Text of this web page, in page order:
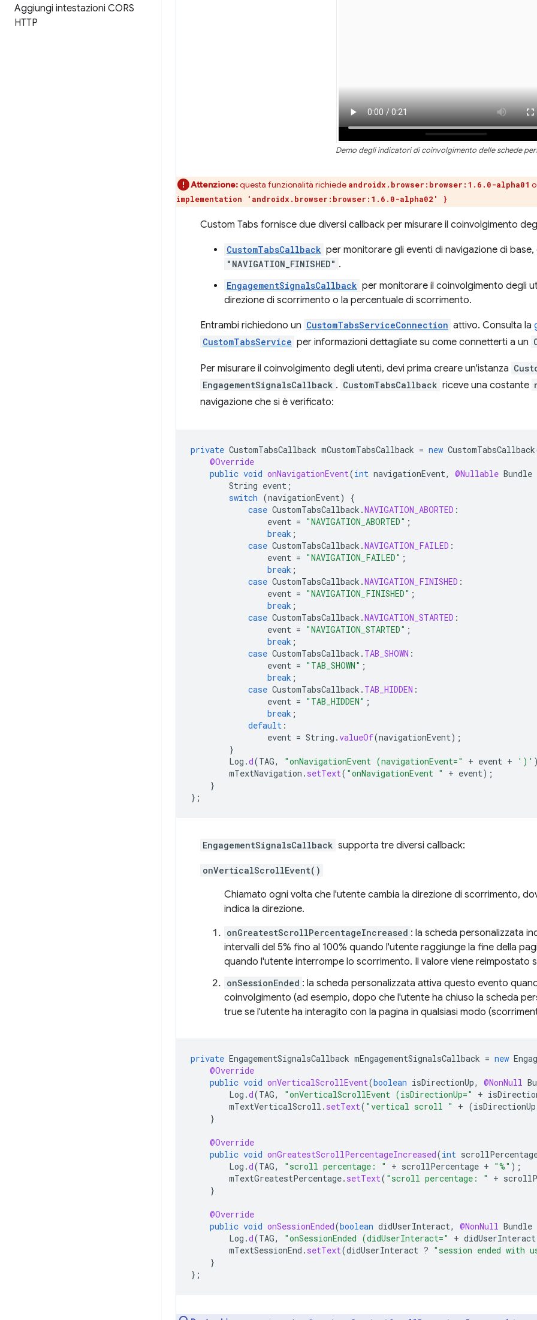
Aggiungi intestazioni CORS
HTTP
Demo degli indicatori di coinvolgimento delle schede
Attenzione:questa funzionalità richiede androidx.browser:browser:1.6.0-alpha01
implementation 'androidx.browser:browser:1.6.0-alpha02' }
Custom Tabs fornisce due diversi callback per misurare il coinvolgimento
CustomTabsCallback per monitorare gli eventi di navigazione di
"NAVIGATION_FINISHED" .
EngagementSignalsCallback per monitorare il coinvolgimento degli
direzione di scorrimento o la percentuale di scorrimento.
Entrambi richiedono un CustomTabsServiceConnection attivo. Consulta la
CustomTabsService per informazioni dettagliate su come connetterti a un
Per misurare il coinvolgimento degli utenti, devi prima creare un'istanza
EngagementSignalsCallback . CustomTabsCallback riceve una costante
navigazione che si è verificato:
private CustomTabsCallback mCustomTabsCallback = new CustomTabsCallback
@Override
public void onNavigationEvent(int navigationEvent, @Nullable Bundle
String event ;
switch (navigationEvent)
{
case CustomTabsCallback .NAVIGATION_ABORTED :
event = "NAVIGATION_ABORTED" ;
break ;
case CustomTabsCallback .NAVIGATION_FAILED :
event = "NAVIGATION_FAILED" ;
break ;
case CustomTabsCallback .NAVIGATION_FINISHED :
event = "NAVIGATION_FINISHED" ;
break ;
case CustomTabsCallback .NAVIGATION_STARTED :
event = "NAVIGATION_STARTED" ;
break ;
case CustomTabsCallback . TAB_SHOWN :
event = "TAB_SHOWN" ;
break ;
case CustomTabsCallback . TAB_HIDDEN :
event = "TAB_HIDDEN" ;
break ;
default :
event = String .valueOf(navigationEvent);
}
Log .d(TAG, "onNavigationEvent (navigationEvent=" + event + ')'
mTextNavigation . setText( "onNavigationEvent " + event);
}
};
EngagementSignalsCallback supporta tre diversi callback:
onVerticalScrollEvent()
Chiamato ogni volta che l'utente cambia la direzione di scorrimento,
indica la direzione.
onGreatestScrollPercentageIncreased : la scheda personalizzata
intervalli del 5% fino al 100% quando l'utente raggiunge la fine della
quando l'utente interrompe lo scorrimento. Il valore viene reimpostato
onSessionEnded : la scheda personalizzata attiva questo evento
coinvolgimento (ad esempio, dopo che l'utente ha chiuso la scheda
true se l'utente ha interagito con la pagina in qualsiasi modo
private EngagementSignalsCallback mEngagementSignalsCallback = new
@Override
public void onVerticalScrollEvent(boolean isDirectionUp, @NonNull
Log .d(TAG, "onVerticalScrollEvent (isDirectionUp=" +
mTextVerticalScroll . setText( "vertical scroll " + (isDirectionUp
}
@Override
public void onGreatestScrollPercentageIncreased(int
Log .d(TAG, "scroll percentage: " + scrollPercentage + "%" );
mTextGreatestPercentage. setText( "scroll percentage: " +
}
@Override
public void onSessionEnded(boolean didUserInteract, @NonNull Bundle
Log .d(TAG, "onSessionEnded (didUserInteract=" + didUserInteract
mTextSessionEnd . setText(didUserInteract ? "session ended with
}
};